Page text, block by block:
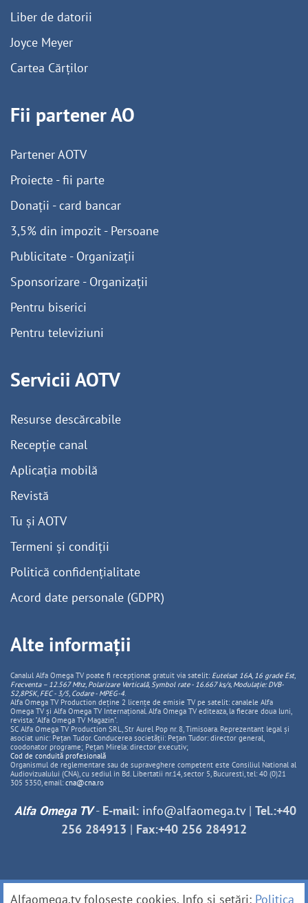
Liber de datorii
Joyce Meyer
Cartea Cărților
Fii partener AO
Partener AOTV
Proiecte - fii parte
Donații - card bancar
3,5% din impozit - Persoane
Publicitate - Organizații
Sponsorizare - Organizații
Pentru biserici
Pentru televiziuni
Servicii AOTV
Resurse descărcabile
Recepție canal
Aplicația mobilă
Revistă
Tu și AOTV
Termeni și condiții
Politică confidențialitate
Acord date personale (GDPR)
Alte informații
Canalul Alfa Omega TV poate fi recepționat gratuit via satelit: Eutelsat 16A, 16 grade Est,
Frecventa – 12.567 Mhz, PolarizareVerticală, Symbol rate - 16.667 ks/s, Modulație: DVB-
S2,8PSK, FEC - 3/5, Codare - MPEG-4.
Alfa Omega TV Production deține 2 licențe de emisie TV pe satelit: canalele Alfa
Omega TV și Alfa Omega TV Internațional. Alfa Omega TV editeaza, la fiecare doua luni,
revista: "Alfa Omega TV Magazin".
SC Alfa Omega TV Production SRL, Str Aurel Pop nr. 8, Timisoara. Reprezentant legal și
asociat unic: Pețan Tudor. Conducerea societății: Pețan Tudor: director general,
coodonator programe; Pețan Mirela: director executiv;
Cod de conduită profesională
Organismul de reglementare sau de supraveghere competent este Consiliul National al
Audiovizualului (CNA), cu sediul in Bd. Libertatii nr.14, sector 5, Bucuresti, tel: 40 (0)21
305 5350, email: cna@cna.ro
Alfa Omega TV- E-mail: info@alfaomega.tv| Tel.:+40
256 284913 | Fax:+40 256 284912
Alfaomega.tv folosește cookies. Info și setări: Politica